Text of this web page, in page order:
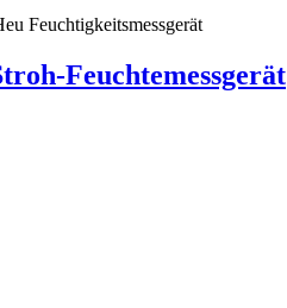
Feuchtemessgerät